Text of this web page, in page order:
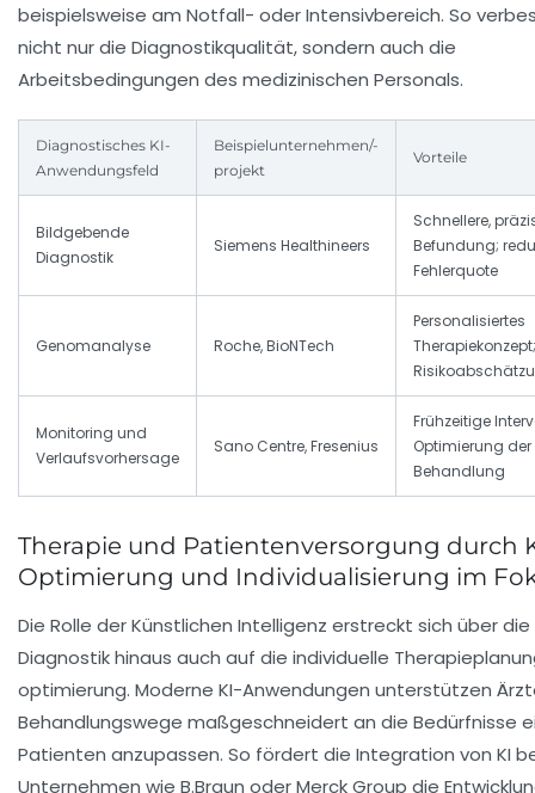
beispielsweise am Notfall- oder Intensivbereich. So
nicht nur die Diagnostikqualität, sondern auch die
Arbeitsbedingungen des medizinischen Personals.
Diagnostisches KI-
Anwendungsfeld
Beispielunternehmen/-
projekt
Vorteile
Bildgebende
Diagnostik
Siemens Healthineers
Schnellere,
Befundung;
Fehlerquote
Genomanalyse Roche, BioNTech
Personalisiertes
Monitoring und
Verlaufsvorhersage
Sano Centre, Fresenius
Frühzeitige
Optimierung der
Behandlung
Therapie und Patientenversorgung durch
Optimierung und Individualisierung im
Die Rolle der Künstlichen Intelligenz erstreckt sich über die
Diagnostik hinaus auch auf die individuelle
optimierung. Moderne KI-Anwendungen unterstützen
Behandlungswege maßgeschneidert an die Bedürfnisse
Patienten anzupassen. So fördert die Integration von KI
Unternehmen wie B.Braun oder Merck Group die